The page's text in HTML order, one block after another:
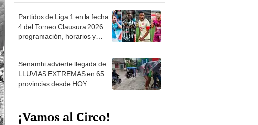
Partidos de Liga 1 en la fecha
4 del Torneo Clausura 2026:
programación, horarios y
Senamhi advierte llegada de
LLUVIAS EXTREMAS en 65
provincias desde HOY
¡Vamos al Circo!